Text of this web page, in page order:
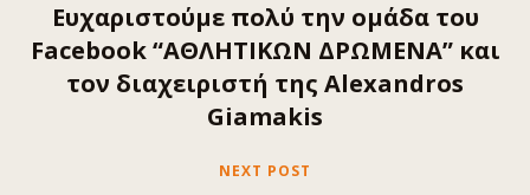
Ευχαριστούμε πολύ την ομάδα του
Facebook “ΑΘΛΗΤΙΚΩΝ ΔΡΩΜΕΝΑ” και
τον διαχειριστή της Alexandros
Giamakis
NEXT POST